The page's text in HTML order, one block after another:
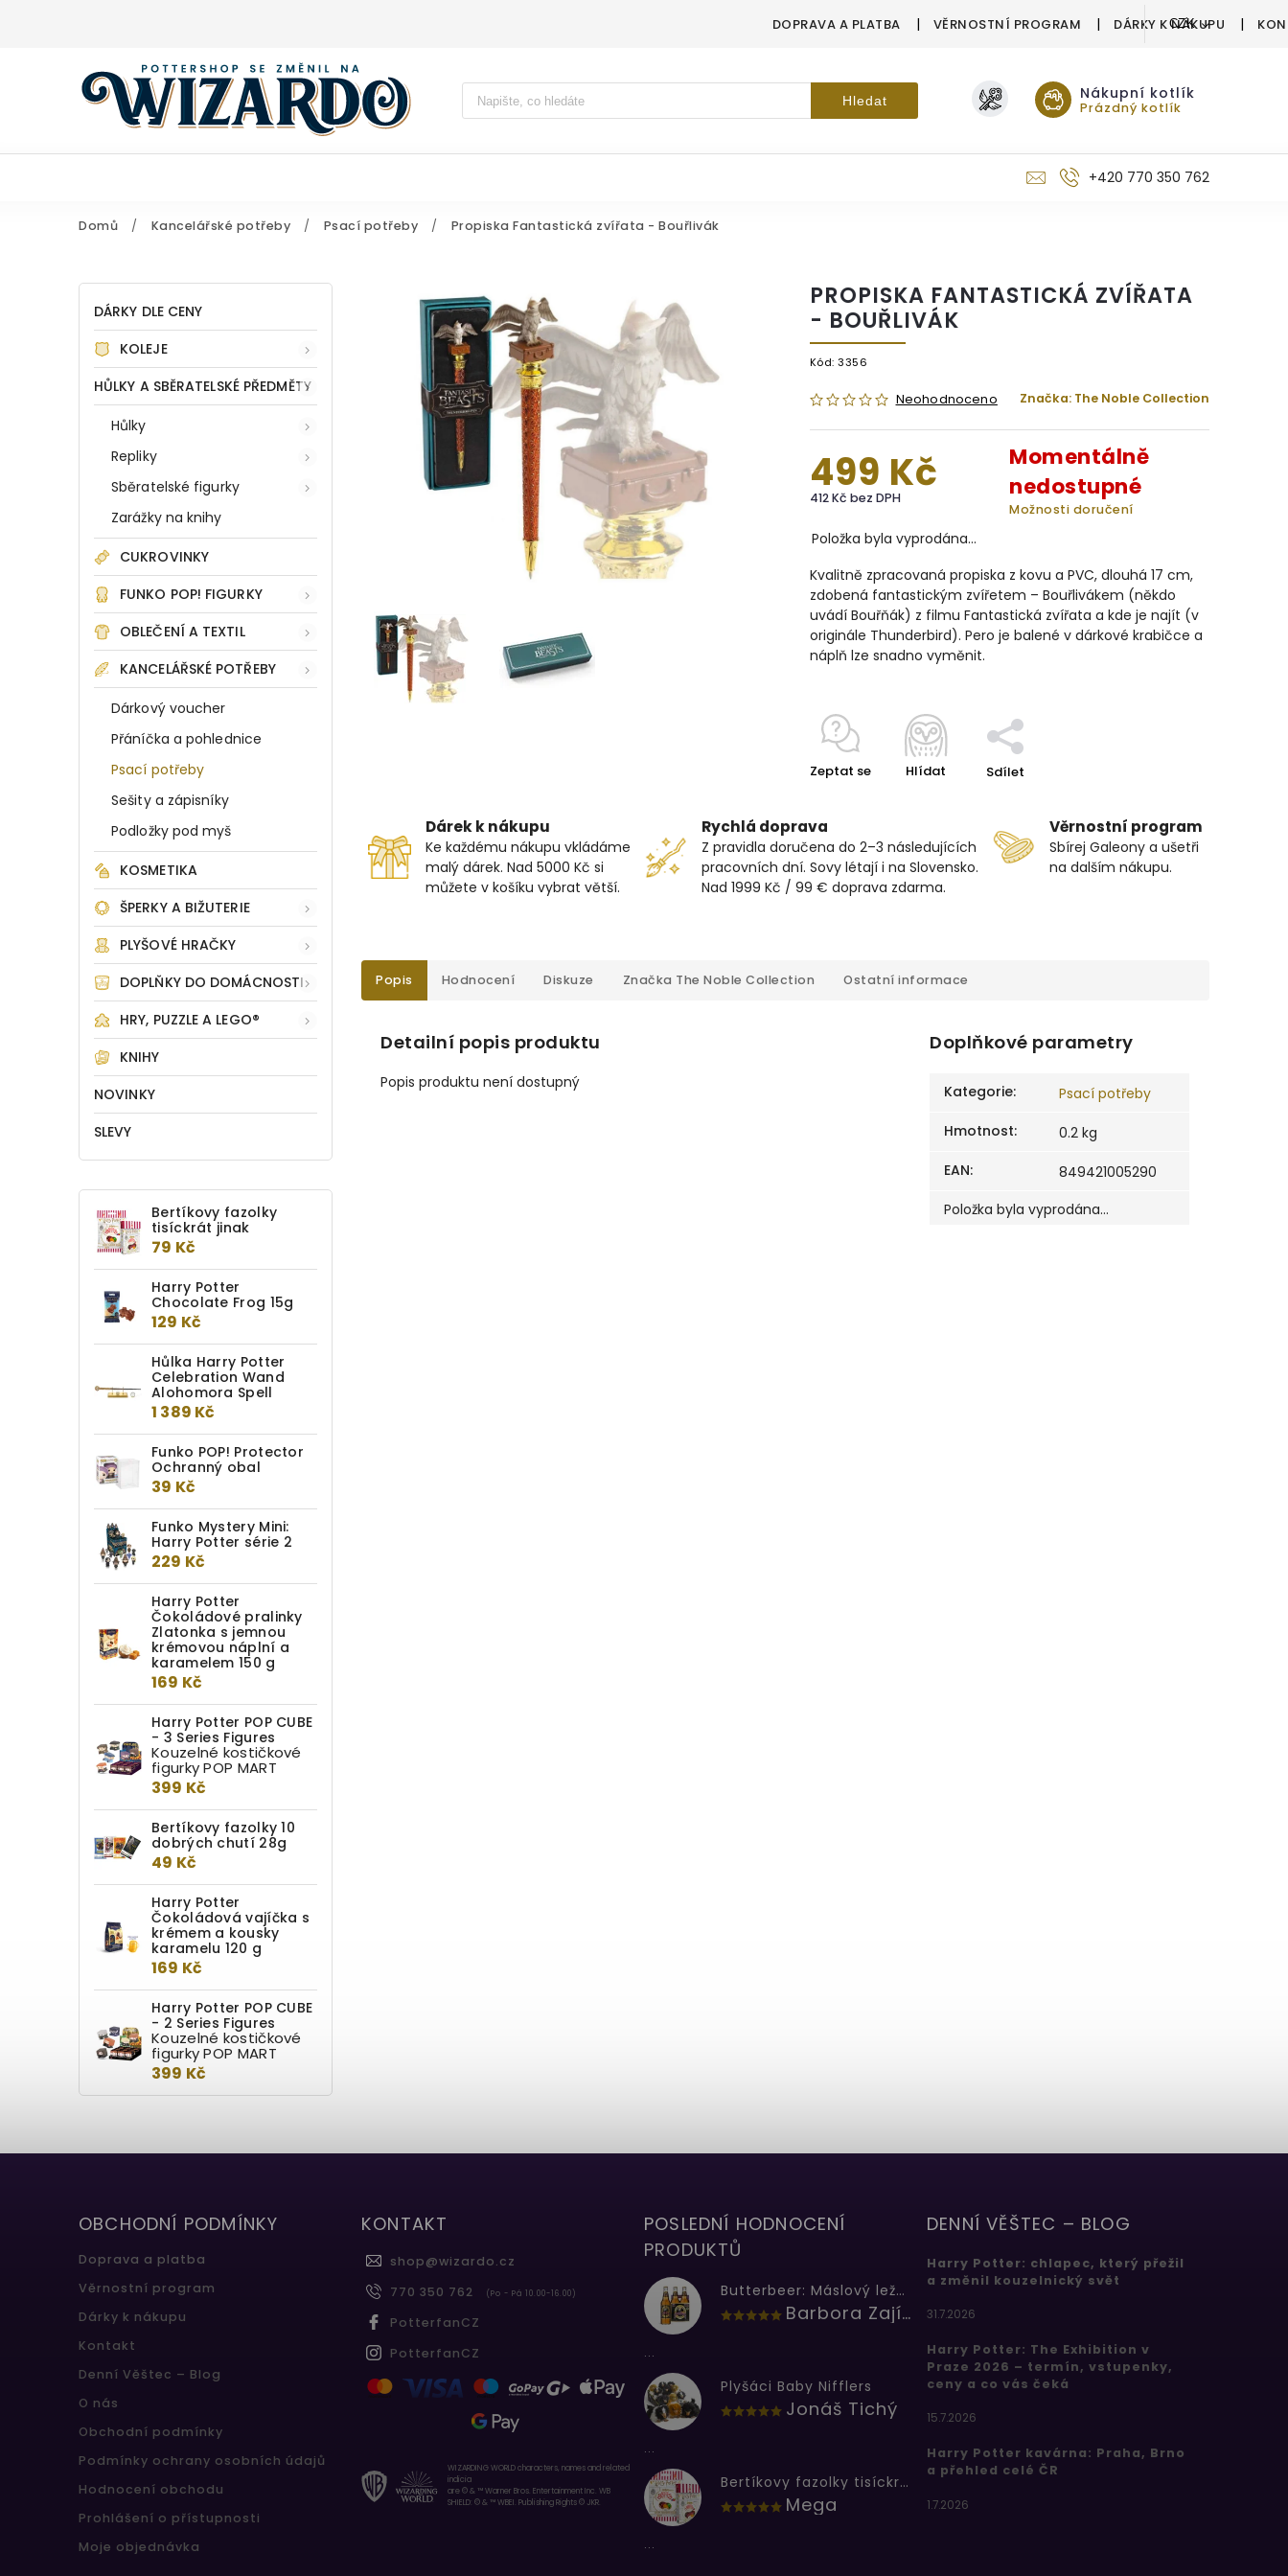
DOPRAVA A PLATBA VĚRNOSTNÍ PROGRAM DÁRKY K NÁKUPU
CZK
Vyhledávání Hledat Nákupní kotlík
Prázdný kotlík
+420 770 350 762
Domů / Kancelářské potřeby / Psací potřeby / Propiska Fantastická zvířata - Bouřlivák
DÁRKY DLE CENY
KOLEJE
HŮLKY A SBĚRATELSKÉ PŘEDMĚTY
Hůlky
Repliky
Sběratelské figurky
Zarážky na knihy
CUKROVINKY
FUNKO POP! FIGURKY
OBLEČENÍ A TEXTIL
KANCELÁŘSKÉ POTŘEBY
Dárkový voucher
Přáníčka a pohlednice
Psací potřeby
Sešity a zápisníky
Podložky pod myš
KOSMETIKA
ŠPERKY A BIŽUTERIE
PLYŠOVÉ HRAČKY
DOPLŇKY DO DOMÁCNOSTI
HRY, PUZZLE A LEGO®
KNIHY
NOVINKY
SLEVY
Bertíkovy fazolky
tisíckrát jinak
79 Kč
Harry Potter
Chocolate Frog 15g
129 Kč
Hůlka Harry Potter
Celebration Wand
Alohomora Spell
1 389 Kč
Funko POP! Protector
Ochranný obal
39 Kč
Funko Mystery Mini:
Harry Potter série 2
229 Kč
Harry Potter
Čokoládové pralinky
Zlatonka s jemnou
krémovou náplní a
karamelem 150 g
169 Kč
Harry Potter POP CUBE
- 3 Series Figures
Kouzelné kostičkové
figurky POP MART
399 Kč
Bertíkovy fazolky 10
dobrých chutí 28g
49 Kč
Harry Potter
Čokoládová vajíčka s
krémem a kousky
karamelu 120 g
169 Kč
Harry Potter POP CUBE
- 2 Series Figures
Kouzelné kostičkové
figurky POP MART
399 Kč
PROPISKA FANTASTICKÁ ZVÍŘATA
- BOUŘLIVÁK
Kód: 3356
Neohodnoceno Značka: The Noble Collection
499 Kč
412 Kč bez DPH
Momentálně
nedostupné
Možnosti doručení
Položka byla vyprodána…
Kvalitně zpracovaná propiska z kovu a PVC, dlouhá 17 cm,
zdobená fantastickým zvířetem – Bouřlivákem (někdo
uvádí Bouřňák) z filmu Fantastická zvířata a kde je najít (v
originále Thunderbird). Pero je balené v dárkové krabičce a
náplň lze snadno vyměnit.
Zeptat se Hlídat Sdílet
Dárek k nákupu
Ke každému nákupu vkládáme
malý dárek. Nad 5000 Kč si
můžete v košíku vybrat větší.
Rychlá doprava
Z pravidla doručena do 2–3 následujících
pracovních dní. Sovy létají i na Slovensko.
Nad 1999 Kč / 99 € doprava zdarma.
Věrnostní program
Sbírej Galeony a ušetři
na dalším nákupu.
Popis Hodnocení Diskuze Značka The Noble Collection Ostatní informace
Detailní popis produktu
Popis produktu není dostupný
Doplňkové parametry
Kategorie:
Psací potřeby
Hmotnost:
0.2 kg
EAN:
849421005290
Položka byla vyprodána…
OBCHODNÍ PODMÍNKY
Doprava a platba
Věrnostní program
Dárky k nákupu
Kontakt
Denní Věštec – Blog
O nás
Obchodní podmínky
Podmínky ochrany osobních údajů
Hodnocení obchodu
Prohlášení o přístupnosti
Moje objednávka
KONTAKT
shop@wizardo.cz
770 350 762
(Po - Pá 10.00-16.00)
PotterfanCZ
PotterfanCZ
WIZARDING WORLD characters, names and related
indicia
are © & ™ Warner Bros. Entertainment Inc. WB
SHIELD: © & ™ WBEI. Publishing Rights © JKR.
POSLEDNÍ HODNOCENÍ
PRODUKTŮ
Butterbeer: Máslový ležák
Barbora Zajícová
...
Plyšáci Baby Nifflers
Jonáš Tichý
...
Bertíkovy fazolky tisíckrát jinak
Mega
...
DENNÍ VĚŠTEC – BLOG
Harry Potter: chlapec, který přežil
a změnil kouzelnický svět
31.7.2026
Harry Potter: The Exhibition v
Praze 2026 – termín, vstupenky,
ceny a co vás čeká
15.7.2026
Harry Potter kavárna: Praha, Brno
a přehled celé ČR
1.7.2026